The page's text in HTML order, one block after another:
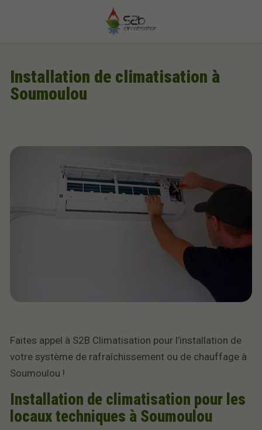
Installation de climatisation à
Soumoulou
Faites appel à S2B Climatisation pour l’installation de
votre système de rafraîchissement ou de chauffage à
Soumoulou !
Installation de climatisation pour les
locaux techniques à Soumoulou